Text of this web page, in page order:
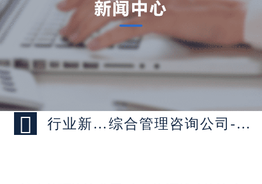
 行业新闻 > 综合管理咨询公司-人力资源战略咨询介绍